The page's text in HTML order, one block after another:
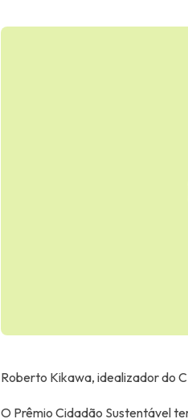
Roberto Kikawa, idealizador do
O Prêmio Cidadão Sustentável